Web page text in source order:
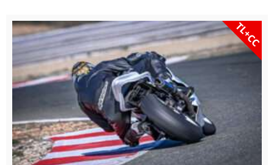
TL+CC